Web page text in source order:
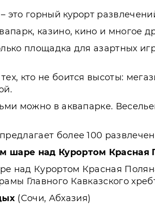
это горный курорт
казино, кино и многое
площадка для азартных
кто не боится высоты:
можно в аквапарке.
более 100
шаре над Курортом Красная
над Курортом Красная
Главного Кавказского
(Сочи, Абхазия)